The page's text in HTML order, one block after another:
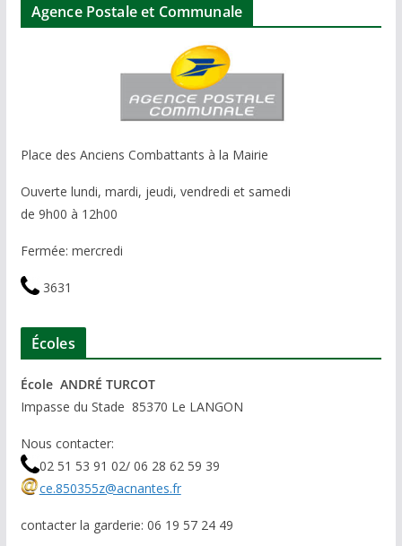
Agence Postale et Communale
Place des Anciens Combattants à la Mairie
Ouverte lundi, mardi, jeudi, vendredi et samedi
de 9h00 à 12h00
Fermée: mercredi
3631
Écoles
École ANDRÉ TURCOT
Impasse du Stade 85370 Le LANGON
Nous contacter:
02 51 53 91 02/ 06 28 62 59 39
ce.850355z@acnantes.fr
contacter la garderie: 06 19 57 24 49